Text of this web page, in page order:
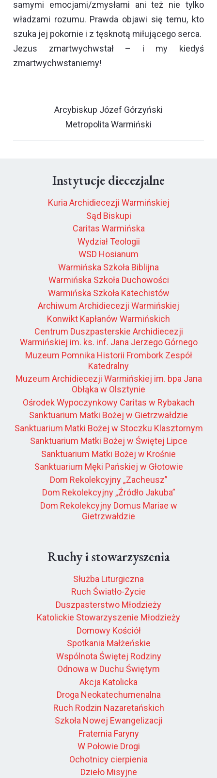
samymi emocjami/zmysłami ani też nie tylko
władzami rozumu. Prawda objawi się temu, kto
szuka jej pokornie i z tęsknotą miłującego serca.
Jezus zmartwychwstał – i my kiedyś
zmartwychwstaniemy!
Arcybiskup Józef Górzyński
Metropolita Warmiński
Instytucje diecezjalne
Kuria Archidiecezji Warmińskiej
Sąd Biskupi
Caritas Warmińska
Wydział Teologii
WSD Hosianum
Warmińska Szkoła Biblijna
Warmińska Szkoła Duchowości
Warmińska Szkoła Katechistów
Archiwum Archidiecezji Warmińskiej
Konwikt Kapłanów Warmińskich
Centrum Duszpasterskie Archidiecezji
Warmińskiej im. ks. inf. Jana Jerzego Górnego
Muzeum Pomnika Historii Frombork Zespół
Katedralny
Muzeum Archidiecezji Warmińskiej im. bpa Jana
Obłąka w Olsztynie
Ośrodek Wypoczynkowy Caritas w Rybakach
Sanktuarium Matki Bożej w Gietrzwałdzie
Sanktuarium Matki Bożej w Stoczku Klasztornym
Sanktuarium Matki Bożej w Świętej Lipce
Sanktuarium Matki Bożej w Krośnie
Sanktuarium Męki Pańskiej w Głotowie
Dom Rekolekcyjny „Zacheusz”
Dom Rekolekcyjny „Źródło Jakuba”
Dom Rekolekcyjny Domus Mariae w
Gietrzwałdzie
Ruchy i stowarzyszenia
Służba Liturgiczna
Ruch Światło-Życie
Duszpasterstwo Młodzieży
Katolickie Stowarzyszenie Młodzieży
Domowy Kościół
Spotkania Małżeńskie
Wspólnota Świętej Rodziny
Odnowa w Duchu Świętym
Akcja Katolicka
Droga Neokatechumenalna
Ruch Rodzin Nazaretańskich
Szkoła Nowej Ewangelizacji
Fraternia Faryny
W Połowie Drogi
Ochotnicy cierpienia
Dzieło Misyjne